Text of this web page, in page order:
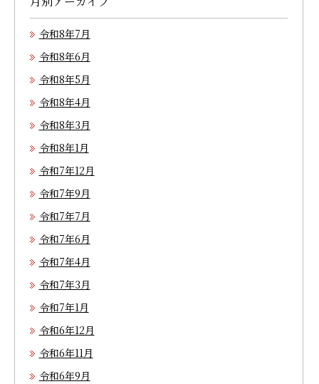
令和8年7月
令和8年6月
令和8年5月
令和8年4月
令和8年3月
令和8年1月
令和7年12月
令和7年9月
令和7年7月
令和7年6月
令和7年4月
令和7年3月
令和7年1月
令和6年12月
令和6年11月
令和6年9月